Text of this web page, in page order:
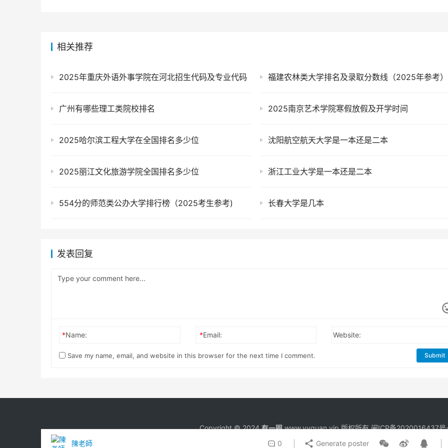
陳老師 0 Generate poster
相关推荐
2025年重庆外语外事学院在河北招生代码及专业代码 福建农林类大学排名及录取分数线（2025年参考）
广州有哪些理工类院校排名 2025南京艺术学院寒假放假及开学时间
2025哈尔滨工程大学在全国排名多少位 沈阳航空航天大学是一本还是二本
2025丽江文化旅游学院全国排名多少位 浙江工业大学是一本还是二本
554分的师范类公办大学排行榜（2025考生参考) 长春大学是几本
发表回复
*Name: *Email: Website:
Save my name, email, and website in this browser for the next time I comment. Submit
Copyright © 2024有一圈www.yyquan.vip 版权所有闽ICP备2020016437号